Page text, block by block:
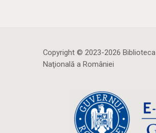
Copyright © 2023-2026 Biblioteca
Naţională a României